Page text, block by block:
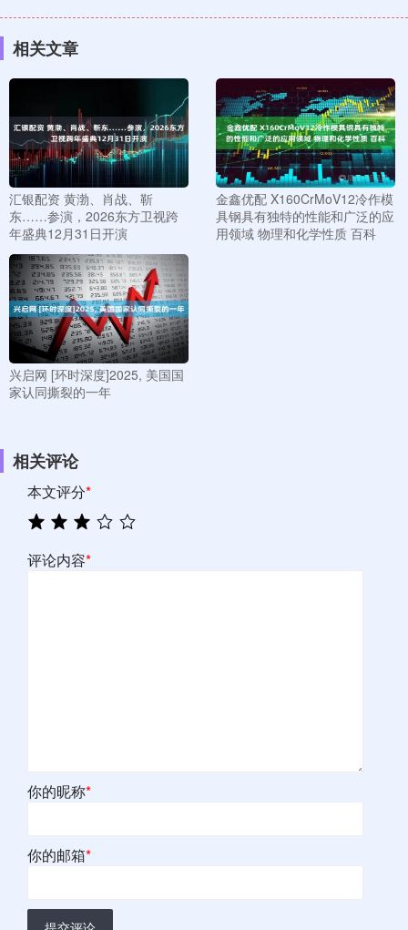
相关文章
汇银配资 黄渤、肖战、靳
东……参演，2026东方卫视跨
年盛典12月31日开演
金鑫优配 X160CrMoV12冷作模
具钢具有独特的性能和广泛的应
用领域 物理和化学性质 百科
兴启网 [环时深度]2025, 美国国
家认同撕裂的一年
相关评论
本文评分*
评论内容*
你的昵称*
你的邮箱*